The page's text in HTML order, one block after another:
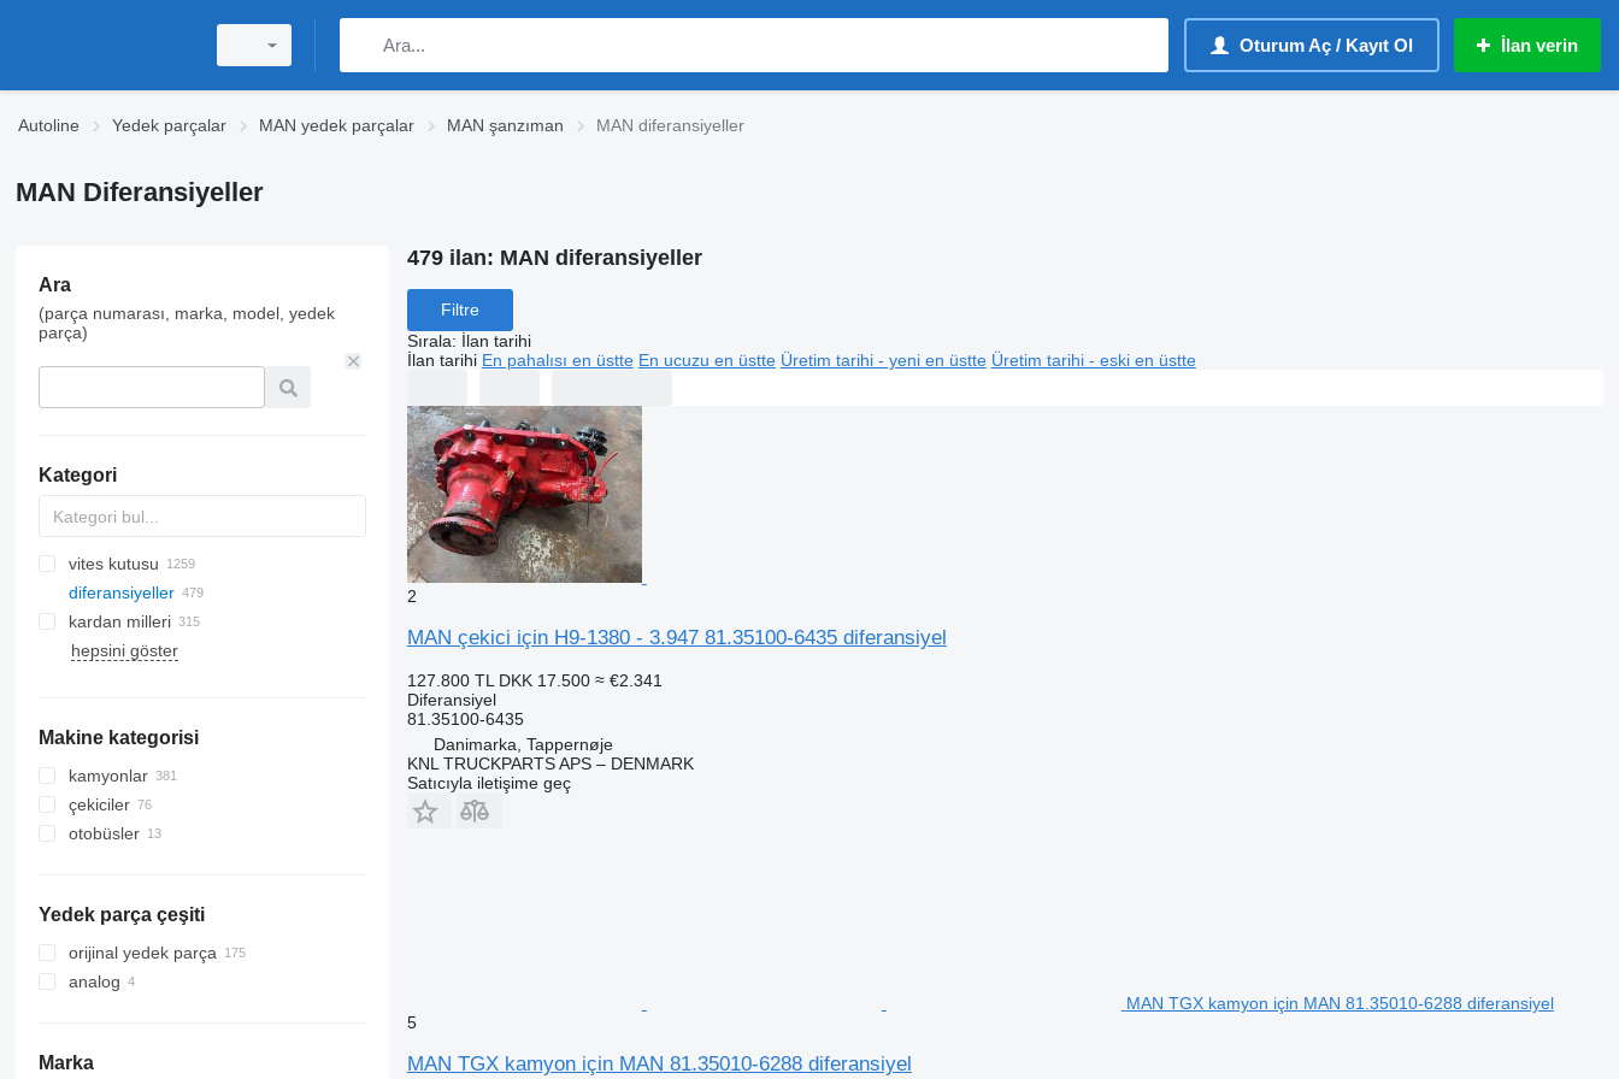
Oturum Aç / Kayıt Ol İlan verin
Autoline Yedek parçalar MAN yedek parçalar MAN şanzıman MAN diferansiyeller
MAN Diferansiyeller
Ara
(parça numarası, marka, model, yedek
parça)
Kategori
vites kutusu
diferansiyeller
kardan milleri
hepsini göster
Makine kategorisi
kamyonlar
çekiciler
otobüsler
Yedek parça çeşiti
orijinal yedek parça
analog
Marka
479 ilan: MAN diferansiyeller
Filtre
Sırala: İlan tarihi
İlan tarihi En pahalısı en üstte En ucuzu en üstte Üretim tarihi - yeni en üstte Üretim tarihi - eski en üstte
2
MAN çekici için H9-1380 - 3.947 81.35100-6435 diferansiyel
127.800 TL DKK 17.500 ≈ €2.341
Diferansiyel
81.35100-6435
Danimarka, Tappernøje
KNL TRUCKPARTS APS – DENMARK
Satıcıyla iletişime geç
MAN TGX kamyon için MAN 81.35010-6288 diferansiyel
5
MAN TGX kamyon için MAN 81.35010-6288 diferansiyel